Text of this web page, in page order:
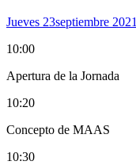
Jueves 23Septiembre 2021
10:00
Apertura de la Jornada
10:20
Concepto de MAAS
10:30